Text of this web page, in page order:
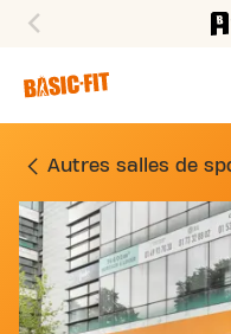
SALLE
Autres salles de